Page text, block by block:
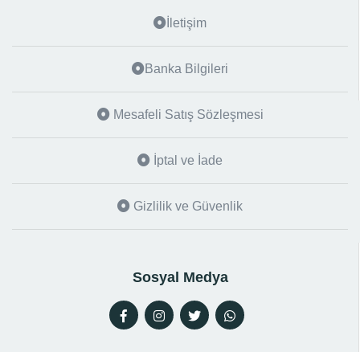
İletişim
Banka Bilgileri
Mesafeli Satış Sözleşmesi
İptal ve İade
Gizlilik ve Güvenlik
Sosyal Medya